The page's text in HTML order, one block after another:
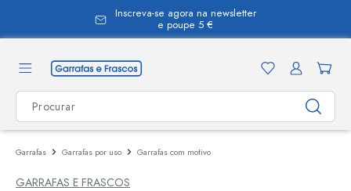
Inscreva-se agora na newsletter
e poupe 5 €
Garrafas Garrafas por uso Garrafas com motivo
GARRAFAS E FRASCOS